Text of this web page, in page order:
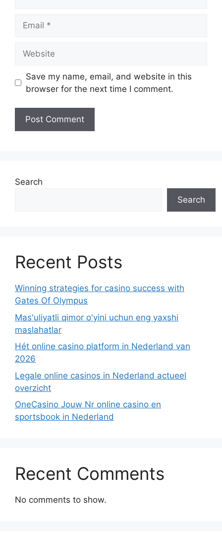
Save my name, email, and website in this
browser for the next time I comment.
Search
Search
Recent Posts
Winning strategies for casino success with
Gates Of Olympus
Mas'uliyatli qimor o'yini uchun eng yaxshi
maslahatlar
Hét online casino platform in Nederland van
2026
Legale online casinos in Nederland actueel
overzicht
OneCasino Jouw Nr online casino en
sportsbook in Nederland
Recent Comments
No comments to show.